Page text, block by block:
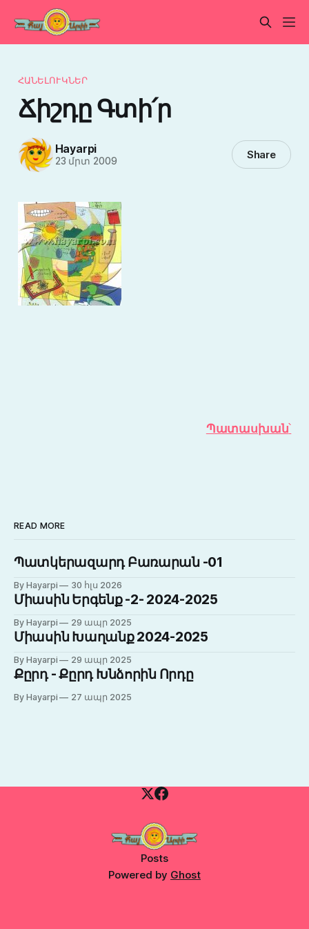
ՀԱՆԵԼՈՒԿՆԵՐ
Ճիշդը Գտի՛ր
Hayarpi
23 մրտ 2009 Share
Պատասխան՝
READ MORE
Պատկերազարդ Բառարան -01
By Hayarpi 30 հլս 2026
Միասին Երգենք -2- 2024-2025
By Hayarpi 29 ապր 2025
Միասին Խաղանք 2024-2025
By Hayarpi 29 ապր 2025
Քըրդ - Քըրդ Խնձորին Որդը
By Hayarpi 27 ապր 2025
Posts
Powered by Ghost